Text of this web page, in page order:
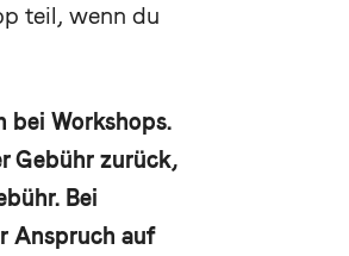
teil, wenn du
Workshops.
Gebühr zurück,
Bei
Anspruch auf